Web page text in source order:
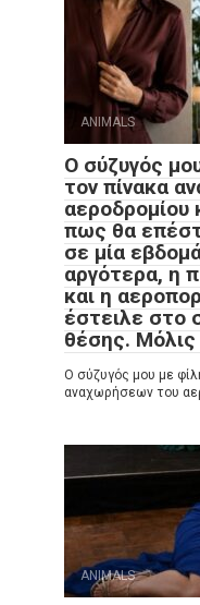
ANIMALS
Ο σύζυγός
τον πίνακα
αεροδρομίου
πως θα
σε μία
αργότερα, η
και η
έστειλε στο
θέσης.
Ο σύζυγός μου με
αναχωρήσεων του
ANIMALS